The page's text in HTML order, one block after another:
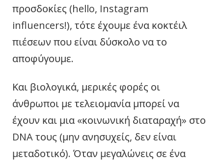
προσδοκίες (hello, Instagram
influencers!), τότε έχουμε ένα κοκτέιλ
πιέσεων που είναι δύσκολο να το
αποφύγουμε.
Και βιολογικά, μερικές φορές οι
άνθρωποι με τελειομανία μπορεί να
έχουν και μια «κοινωνική διαταραχή» στο
DNA τους (μην ανησυχείς, δεν είναι
μεταδοτικό). Όταν μεγαλώνεις σε ένα